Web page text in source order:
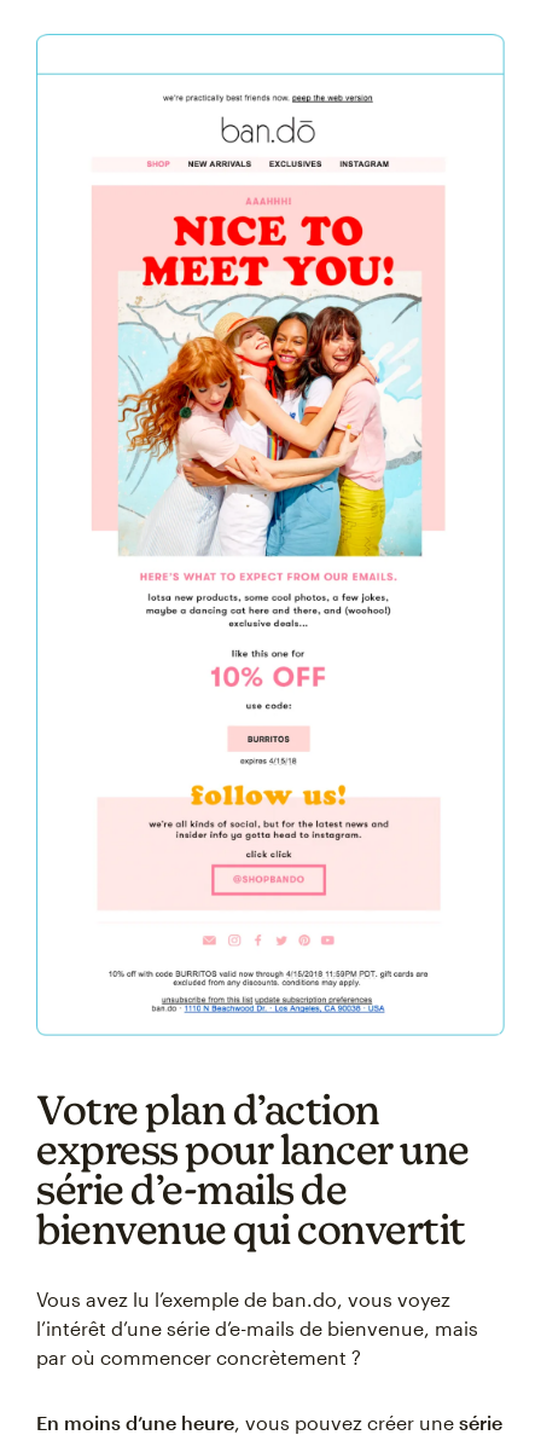
Votre plan d’action
express pour lancer une
série d’e‑mails de
bienvenue qui convertit
Vous avez lu l’exemple de ban.do, vous voyez
l’intérêt d’une série d’e-mails de bienvenue, mais
par où commencer concrètement ?
En moins d’une heure , vous pouvez créer une série